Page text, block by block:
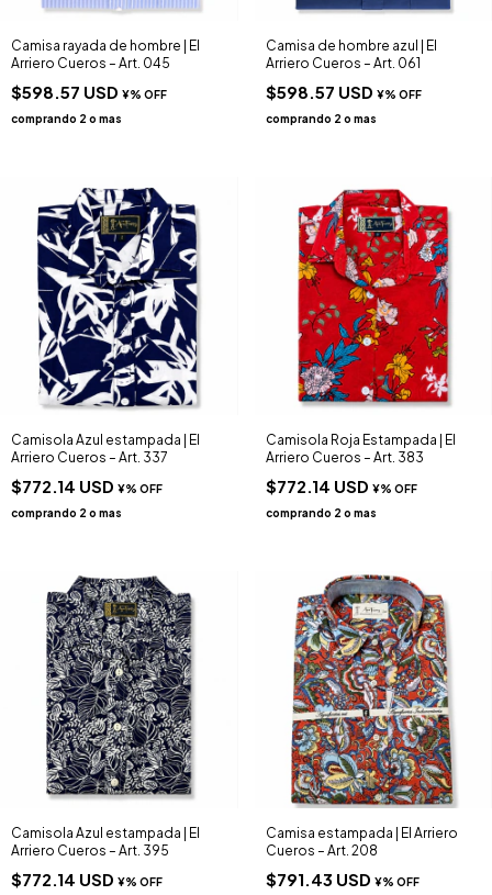
Camisa rayada de hombre | El
Arriero Cueros – Art. 045
$598.57 USD
Camisa de hombre azul | El
Arriero Cueros – Art. 061
$598.57 USD
Camisola Azul estampada | El
Arriero Cueros – Art. 337
$772.14 USD
Camisola Roja Estampada | El
Arriero Cueros – Art. 383
$772.14 USD
Camisola Azul estampada | El
Arriero Cueros – Art. 395
$772.14 USD
Camisa estampada | El Arriero
Cueros – Art. 208
$791.43 USD